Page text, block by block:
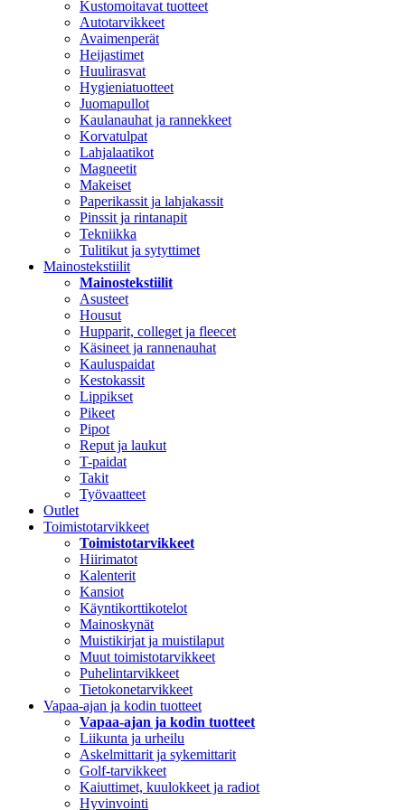
Kustomoitavat tuotteet
Autotarvikkeet
Avaimenperät
Heijastimet
Huulirasvat
Hygieniatuotteet
Juomapullot
Kaulanauhat ja rannekkeet
Korvatulpat
Lahjalaatikot
Magneetit
Makeiset
Paperikassit ja lahjakassit
Pinssit ja rintanapit
Tekniikka
Tulitikut ja sytyttimet
Mainostekstiilit
Mainostekstiilit
Asusteet
Housut
Hupparit, colleget ja fleecet
Käsineet ja rannenauhat
Kauluspaidat
Kestokassit
Lippikset
Pikeet
Pipot
Reput ja laukut
T-paidat
Takit
Työvaatteet
Outlet
Toimistotarvikkeet
Toimistotarvikkeet
Hiirimatot
Kalenterit
Kansiot
Käyntikorttikotelot
Mainoskynät
Muistikirjat ja muistilaput
Muut toimistotarvikkeet
Puhelintarvikkeet
Tietokonetarvikkeet
Vapaa-ajan ja kodin tuotteet
Vapaa-ajan ja kodin tuotteet
Liikunta ja urheilu
Askelmittarit ja sykemittarit
Golf-tarvikkeet
Kaiuttimet, kuulokkeet ja radiot
Hyvinvointi